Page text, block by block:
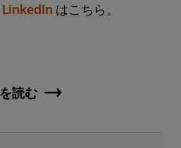
LinkedIn はこちら。
読む